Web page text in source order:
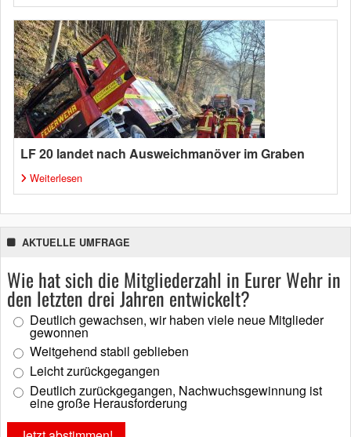
LF 20 landet nach Ausweichmanöver im Graben
Weiterlesen
AKTUELLE UMFRAGE
Wie hat sich die Mitgliederzahl in Eurer Wehr in
den letzten drei Jahren entwickelt?
Deutlich gewachsen, wir haben viele neue Mitglieder
gewonnen
Weitgehend stabil geblieben
Leicht zurückgegangen
Deutlich zurückgegangen, Nachwuchsgewinnung ist
eine große Herausforderung